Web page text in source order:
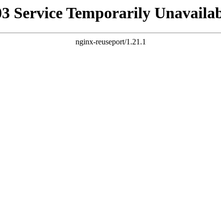
Service Temporarily
nginx-reuseport/1.21.1